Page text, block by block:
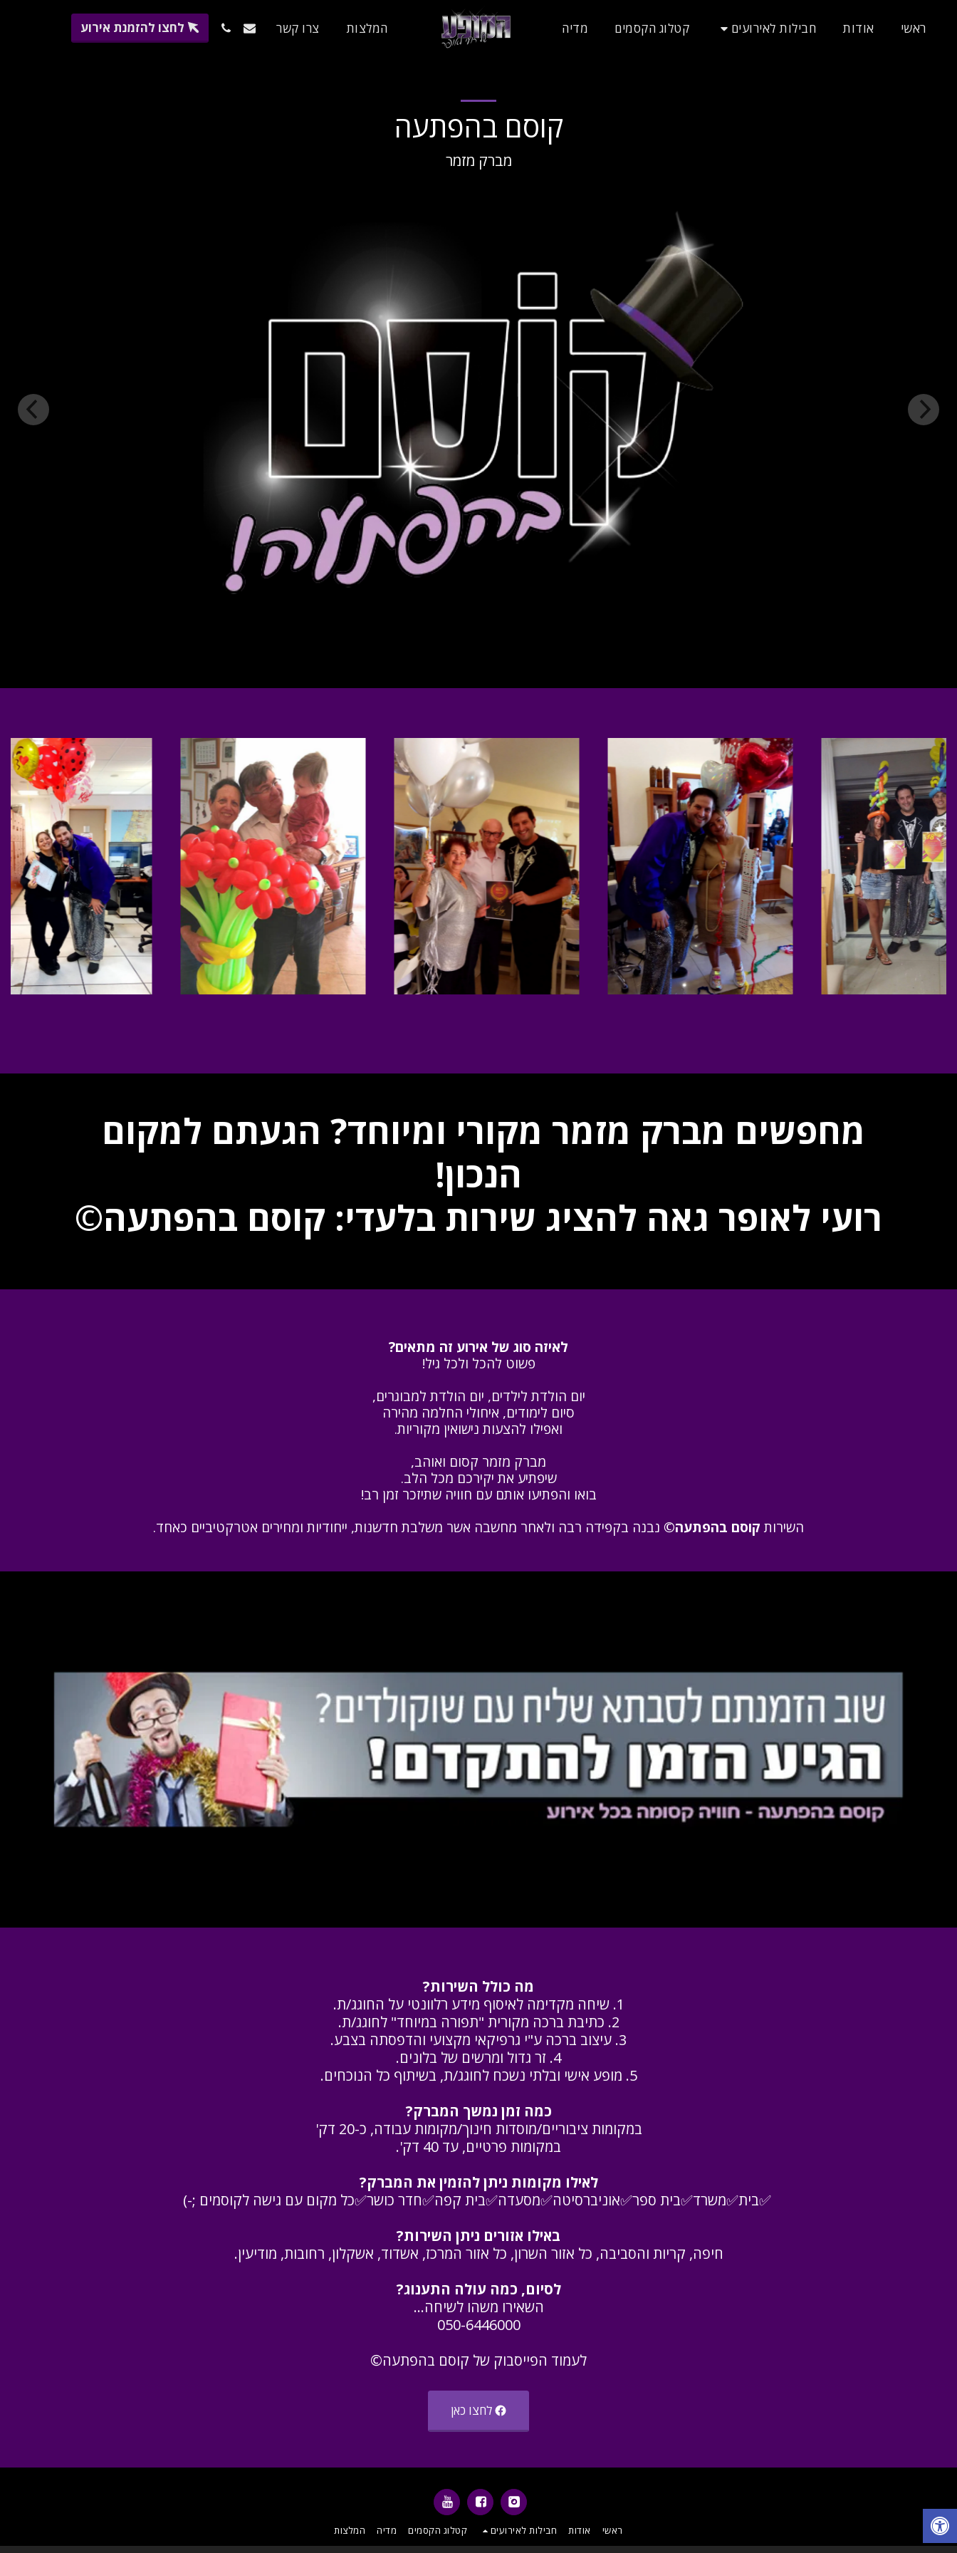
ראשי אודות חבילות לאירועים קטלוג הקסמים מדיה המלצות צרו קשר לחצו להזמנת אירוע
קוסם בהפתעה
מברק מזמר
הנכון!
רועי לאופר גאה להציג שירות בלעדי: קוסם בהפתעה©
לאיזה סוג של אירוע זה מתאים?
פשוט להכל ולכל גיל!
יום הולדת לילדים, יום הולדת למבוגרים,
סיום לימודים, איחולי החלמה מהירה
ואפילו להצעות נישואין מקוריות.
מברק מזמר קסום ואוהב,
שיפתיע את יקירכם מכל הלב.
בואו והפתיעו אותם עם חוויה שתיזכר זמן רב!
השירות קוסם בהפתעה© נבנה בקפידה רבה ולאחר מחשבה אשר משלבת חדשנות, ייחודיות ומחירים אטרקטיביים כאחד.
מה כולל השירות?
1. שיחה מקדימה לאיסוף מידע רלוונטי על החוגג/ת.
2. כתיבת ברכה מקורית "תפורה במיוחד" לחוגג/ת.
3. עיצוב ברכה ע"י גרפיקאי מקצועי והדפסתה בצבע.
4. זר גדול ומרשים של בלונים.
5. מופע אישי ובלתי נשכח לחוגג/ת, בשיתוף כל הנוכחים.
כמה זמן נמשך המברק?
במקומות ציבוריים/מוסדות חינוך/מקומות עבודה, כ-20 דק'
במקומות פרטיים, עד 40 דק'.
לאילו מקומות ניתן להזמין את המברק?
✅בית✅משרד✅בית ספר✅אוניברסיטה✅מסעדה✅בית קפה✅חדר כושר✅כל מקום עם גישה לקוסמים ;-)
באילו אזורים ניתן השירות?
חיפה, קריות והסביבה, כל אזור השרון, כל אזור המרכז, אשדוד, אשקלון, רחובות, מודיעין.
לסיום, כמה עולה התענוג?
השאירו משהו לשיחה...
050-6446000
לעמוד הפייסבוק של קוסם בהפתעה©
לחצו כאן
ראשי אודות חבילות לאירועים קטלוג הקסמים מדיה
המלצות